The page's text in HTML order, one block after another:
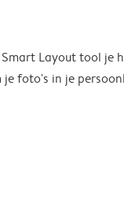
Layout tool je
foto's in je